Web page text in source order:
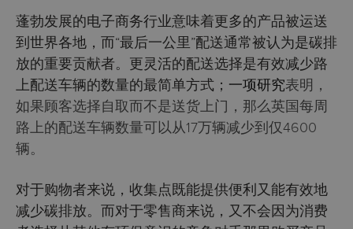
蓬勃发展的电子商务行业意味着更多的产品被运送
到世界各地，而“最后一公里”配送通常被认为是碳排
放的重要贡献者。更灵活的配送选择是有效减少路
上配送车辆的数量的最简单方式； 一项研究表明，
如果顾客选择自取而不是送货上门，那么英国每周
路上的配送车辆数量可以从17万辆减少到仅4600
辆。
对于购物者来说，收集点既能提供便利又能有效地
减少碳排放。而对于零售商来说，又不会因为消费